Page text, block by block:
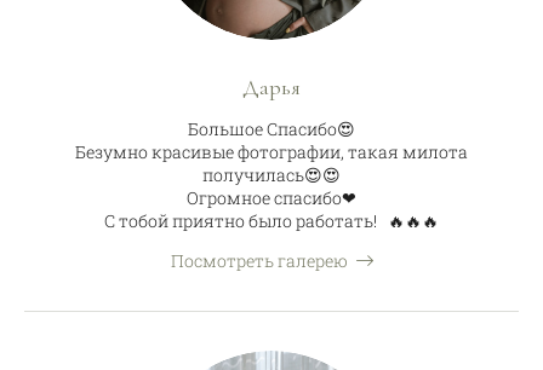
Дарья
Большое Спасибо😍
Безумно красивые фотографии, такая милота
получилась😍😍
Огромное спасибо❤
С тобой приятно было работать! 🔥🔥🔥
Посмотреть галерею